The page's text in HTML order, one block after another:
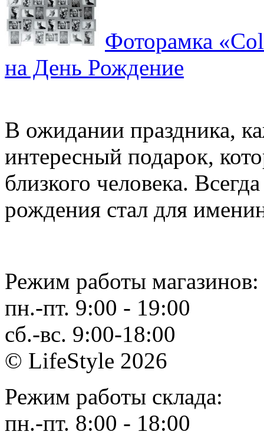
Фоторамка
на День Рождение
В ожидании праздника,
интересный подарок,
близкого человека.
рождения стал для
Режим работы магазинов:
пн.-пт. 9:00 - 19:00
сб.-вс. 9:00-18:00
© LifeStyle 2026
Режим работы склада:
пн.-пт. 8:00 - 18:00